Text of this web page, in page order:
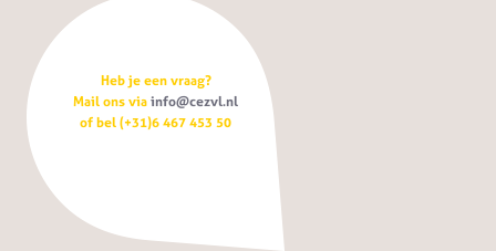
Heb je een vraag?
Mail ons viainfo@cezvl.nl
of bel (+31)6 467 453 50